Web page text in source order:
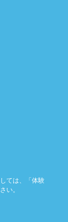
ては、「体験
い。